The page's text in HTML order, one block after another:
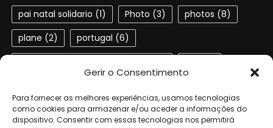
Gerir o Consentimento
Para fornecer as melhores experiências, usamos tecnologias
como cookies para armazenar e/ou aceder a informações do
dispositivo. Consentir com essas tecnologias nos permitirá
pai natal solidario (1) Photo (3) photos (8)
plane (2) portugal (6)
solidariedade(2) steampunk(1) ted(2)